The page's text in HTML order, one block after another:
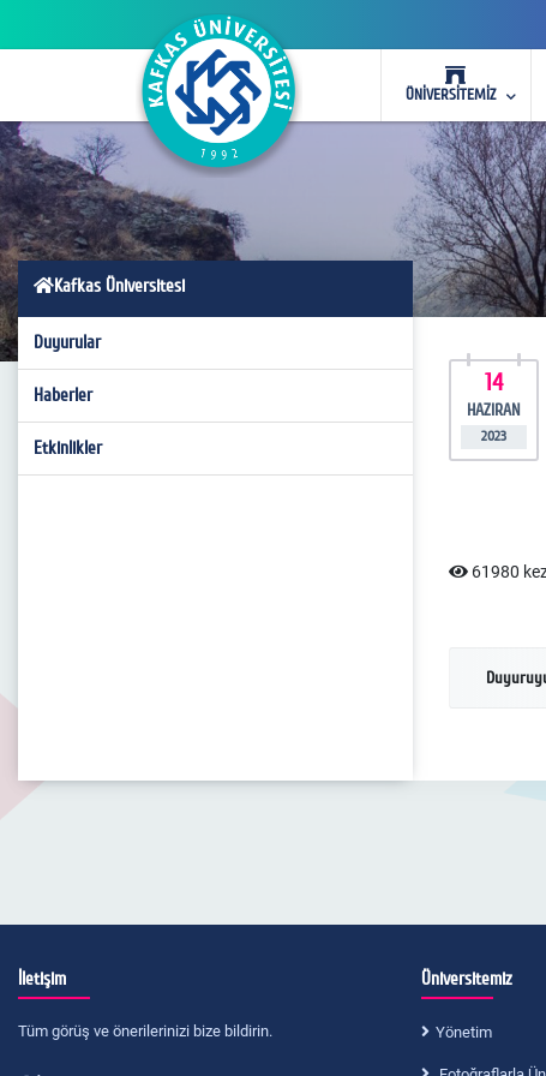
ÜNİVERSİTEMİZ
Kafkas Üniversitesi
Duyurular
Haberler
Etkinlikler
14
HAZIRAN
2023
61980
İletişim
Tüm görüş ve önerilerinizi bize bildirin.
Üniversitemiz
Yönetim